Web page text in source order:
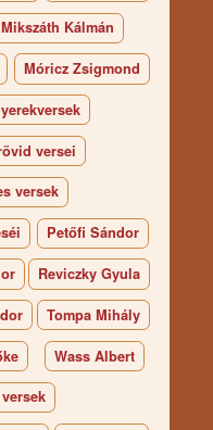
Mikszáth Kálmán
Móricz Zsigmond
versei
versek
Petőfi Sándor
Reviczky Gyula
Tompa Mihály
Wass Albert